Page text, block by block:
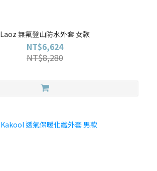
Laoz 無氟登山防水外套 女款
NT$6,624
NT$8,280